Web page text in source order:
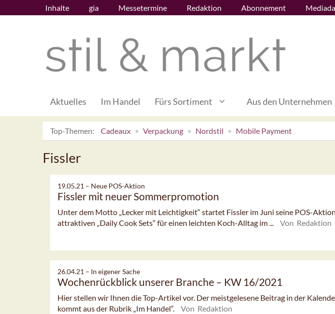
Inhalte gia Messetermine Redaktion Abonnement
Aktuelles Im Handel Fürs Sortiment Aus den Unternehmen
Top-Themen: Cadeaux Verpackung Nordstil Mobile Payment
Fissler
19.05.21 – Neue POS-Aktion
Fissler mit neuer Sommerpromotion
Unter dem Motto „Lecker mit Leichtigkeit“ startet Fissler im Juni seine POS-
attraktiven „Daily Cook Sets“ für einen leichten Koch-Alltag im ...
Von Redaktion
26.04.21 – In eigener Sache
Wochenrückblick unserer Branche – KW 16/2021
Hier stellen wir Ihnen die Top-Artikel vor. Der meistgelesene Beitrag in der
kommt aus der Rubrik „Im Handel“.
Von Redaktion